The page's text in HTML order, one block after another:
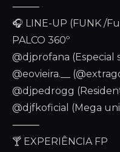
⸻
🎧 LINE-UP (FUNK /
PALCO 360º
@djprofana (Especial
@eovieira.__
@djpedrogg
@djfkoficial (Mega
⸻
🍸 EXPERIÊNCIA FP